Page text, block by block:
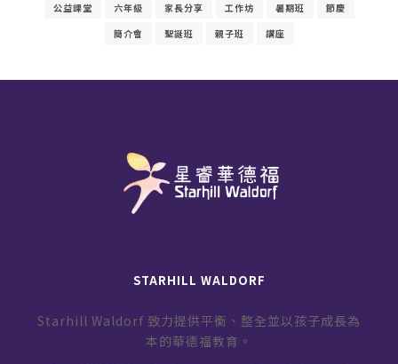
公益課堂 六年級 家長分享 工作坊 暑期班
節慶
簡介會
聖誕班 親子班 講座
STARHILL WALDORF
Starhill Waldorf 致力提供平衡、整全並以孩子成長為
本的華德福教育。